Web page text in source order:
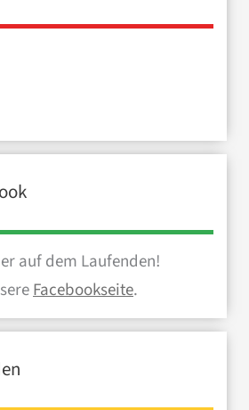
auf dem Laufenden!
Facebookseite.